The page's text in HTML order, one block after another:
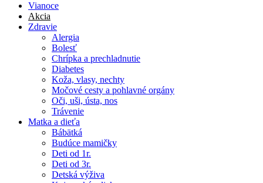
Vianoce
Akcia
Zdravie
Alergia
Bolesť
Chrípka a prechladnutie
Diabetes
Koža, vlasy, nechty
Močové cesty a pohlavné orgány
Oči, uši, ústa, nos
Trávenie
Matka a dieťa
Bábätká
Budúce mamičky
Deti od 1r.
Deti od 3r.
Detská výživa